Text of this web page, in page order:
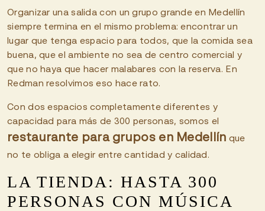
Organizar una salida con un grupo grande en Medellín
siempre termina en el mismo problema: encontrar un
lugar que tenga espacio para todos, que la comida sea
buena, que el ambiente no sea de centro comercial y
que no haya que hacer malabares con la reserva. En
Redman resolvimos eso hace rato.
Con dos espacios completamente diferentes y
capacidad para más de 300 personas, somos el
restaurante para grupos en Medellín que
no te obliga a elegir entre cantidad y calidad.
LA TIENDA: HASTA 300
PERSONAS CON MÚSICA